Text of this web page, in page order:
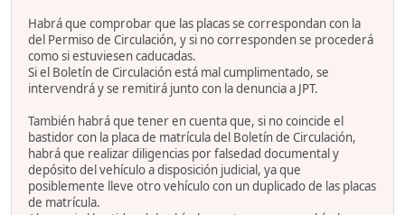
Habrá que comprobar que las placas se correspondan con la
del Permiso de Circulación, y si no corresponden se procederá
como si estuviesen caducadas.
Si el Boletín de Circulación está mal cumplimentado, se
intervendrá y se remitirá junto con la denuncia a JPT.
También habrá que tener en cuenta que, si no coincide el
bastidor con la placa de matrícula del Boletín de Circulación,
habrá que realizar diligencias por falsedad documental y
depósito del vehículo a disposición judicial, ya que
posiblemente lleve otro vehículo con un duplicado de las placas
de matrícula.